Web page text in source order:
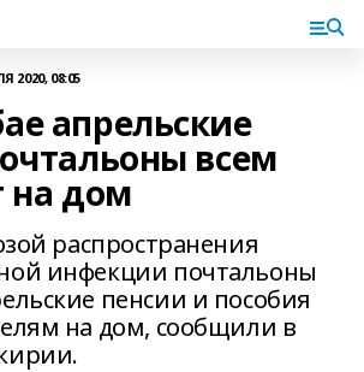
2020, 08:05
апрельские
всем
на дом
распространения
инфекции почтальоны
пенсии и пособия
на дом, сообщили в